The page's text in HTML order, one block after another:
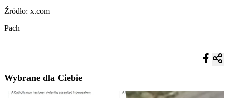
Źródło: x.com
Pach
Wybrane dla Ciebie